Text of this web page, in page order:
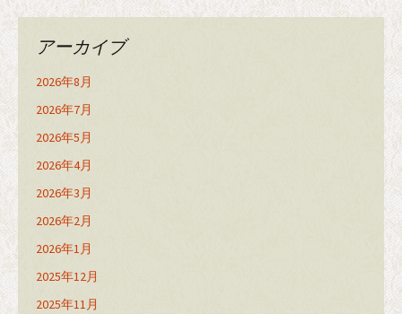
アーカイブ
2026年8月
2026年7月
2026年5月
2026年4月
2026年3月
2026年2月
2026年1月
2025年12月
2025年11月